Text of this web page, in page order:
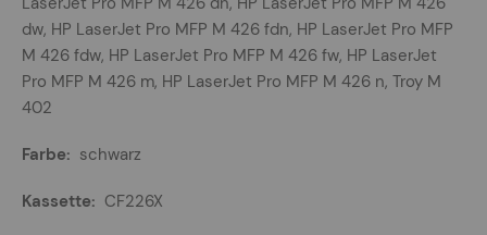
dw, HP LaserJet Pro MFP M 426 fdn, HP LaserJet Pro MFP
M 426 fdw, HP LaserJet Pro MFP M 426 fw, HP LaserJet
Pro MFP M 426 m, HP LaserJet Pro MFP M 426 n, Troy M
402
schwarz
CF226X